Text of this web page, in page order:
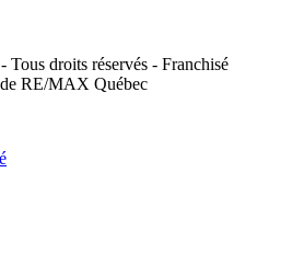
droits réservés - Franchisé
RE/MAX Québec